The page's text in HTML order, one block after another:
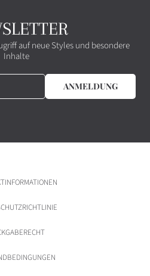
auf neue Styles und besondere
Inhalte
ANMELDUNG